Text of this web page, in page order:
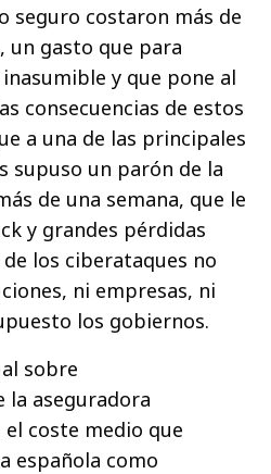
seguro costaron más de
un gasto que para
y que pone al
consecuencias de estos
a una de las principales
supuso un parón de la
de una semana, que le
y grandes pérdidas
de los ciberataques no
ni empresas, ni
los gobiernos.
sobre
la aseguradora
el coste medio que
española como